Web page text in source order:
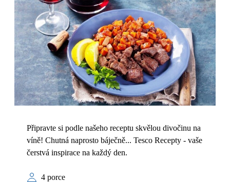
Připravte si podle našeho receptu skvělou divočinu na
víně! Chutná naprosto báječně... Tesco Recepty - vaše
čerstvá inspirace na každý den.
4 porce